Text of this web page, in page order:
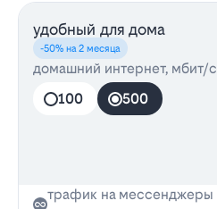
удобный для дома
-50% на 2 месяца
домашний интернет, мбит/с
100
500
трафик на мессенджеры